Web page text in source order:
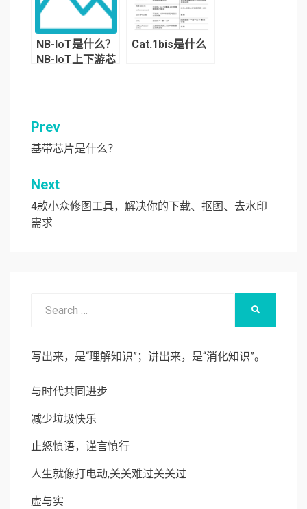
NB-IoT是什么？
NB-IoT上下游芯
Cat.1bis是什么
文
章
导
航
Prev
基带芯片是什么？
Next
4款小众修图工具，解决你的下载、抠图、去水印
需求
写出来，是“理解知识”；讲出来，是“消化知识”。
与时代共同进步
减少垃圾快乐
止怒慎语，谨言慎行
人生就像打电动,关关难过关关过
虚与实